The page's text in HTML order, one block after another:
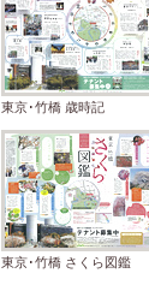
東京･竹橋 歳時記
東京･竹橋 さくら図鑑